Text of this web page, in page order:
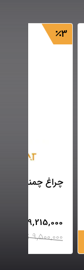
3
چراغ چمنی SH-1268 12w شعاع
9,215,000
9,500,000 تومان